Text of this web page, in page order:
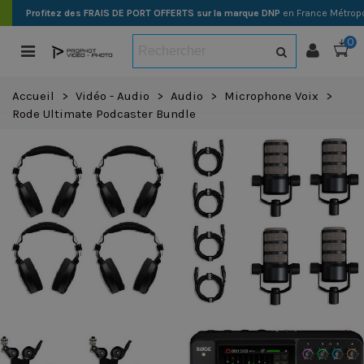
Profitez des FRAIS DE PORT OFFERTS sur la marque DNP en France
0
Accueil > Vidéo - Audio > Audio > Microphone Voix
>
Rode Ultimate Podcaster Bundle